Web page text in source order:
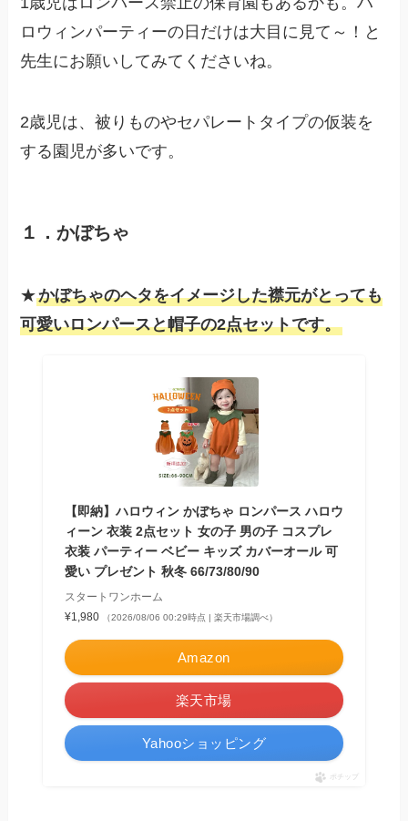
ロウィンパーティーの日だけは大目に見て～！と
先生にお願いしてみてくださいね。
2歳児は、被りものやセパレートタイプの仮装を
する園児が多いです。
１．かぼちゃ
★かぼちゃのヘタをイメージした襟元がとっても
可愛いロンパースと帽子の2点セットです。
【即納】ハロウィン かぼちゃ ロンパース ハロウ
ィーン 衣装 2点セット 女の子 男の子 コスプレ
衣装 パーティー ベビー キッズ カバーオール 可
愛い プレゼント 秋冬 66/73/80/90
スタートワンホーム
¥1,980
（2026/08/06 00:29時点 | 楽天市場調べ）
Amazon
楽天市場
Yahooショッピング
ポチップ